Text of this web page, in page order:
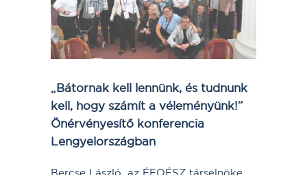
„Bátornak kell lennünk, és tudnunk
kell, hogy számít a véleményünk!”
Önérvényesítő konferencia
Lengyelországban